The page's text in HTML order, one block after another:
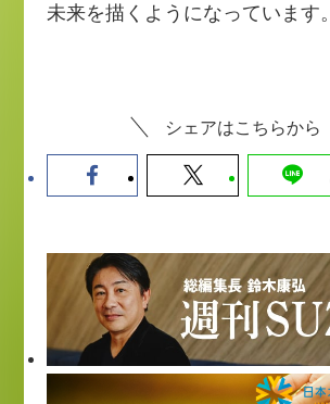
未来を描くようになっています。
シェアはこちらから